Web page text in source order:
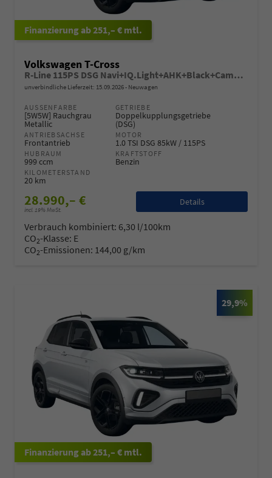
ab 251,– € mtl.
Volkswagen T-Cross
R-Line 115PS DSG Navi+IQ.Light+AHK+Black+Cam+Keyless+Side+Climatronic+Parklenk
unverbindliche Lieferzeit: 15.09.2026 Neuwagen
AUSSENFARBE
[5W5W] Rauchgrau
Metallic
GETRIEBE
Doppelkupplungsgetriebe
(DSG)
ANTRIEBSACHSE
Frontantrieb
MOTOR
1.0 TSI DSG 85kW / 115PS
HUBRAUM
999 ccm
KRAFTSTOFF
Benzin
KILOMETERSTAND
20 km
28.990,– €
incl. 19% MwSt.
Details
Verbrauch kombiniert: 6,30 l/100km
CO2-Klasse: E
CO2-Emissionen: 144,00 g/km
29,9%
ab 251,– € mtl.